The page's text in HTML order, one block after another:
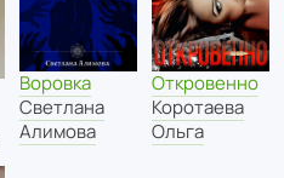
Воровка
Светлана
Алимова
Откровенно
Коротаева
Ольга